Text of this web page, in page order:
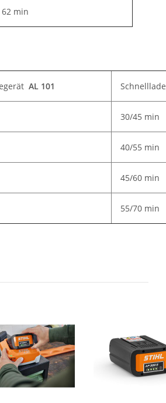
62 min
AL 101
30/45 min
40/55 min
45/60 min
55/70 min